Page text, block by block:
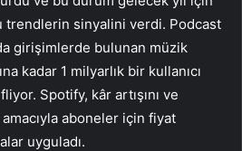
trendlerin sinyalini verdi. Podcast
girişimlerde bulunan müzik
kadar 1 milyarlık bir kullanıcı
Spotify, kâr artışını ve
aboneler için fiyat
uyguladı.